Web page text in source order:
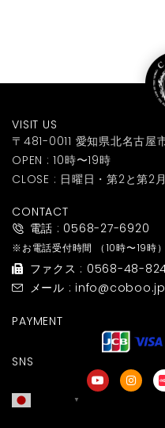
VISIT US
〒481-0011 愛知県北名古屋
OPEN : 10時〜19時
CLOSE : 日曜日・第2と第2
CONTACT
電話 : 0568-27-6920
※お電話受付時間 （10時〜19時）
ファクス : 0568-48-
メール : info@coboo.jp
PAYMENT
SNS
▼